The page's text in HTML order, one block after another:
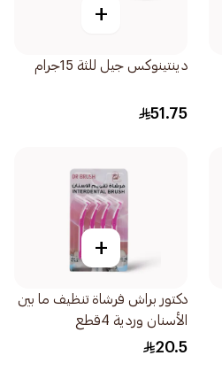
+
دينتينوكس جيل للثة 15جرام
51.75
+
دكتور براش فرشاة تنظيف ما بين
الأسنان وردية 4قطع
20.5